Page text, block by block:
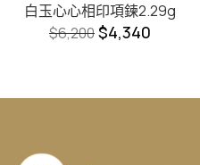
白玉心心相印項鍊2.29g
$6,200$4,340